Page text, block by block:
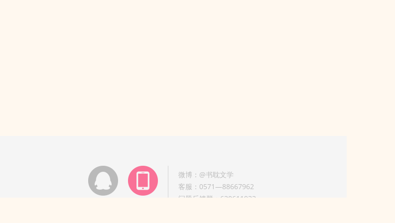
微博：@书耽文学
客服：0571—88667962
问题反馈群：630611933